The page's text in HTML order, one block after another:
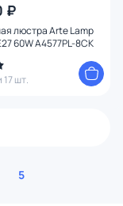
₽
люстра Arte Lamp
E27 60W A4577PL-8CK
17 шт.
5